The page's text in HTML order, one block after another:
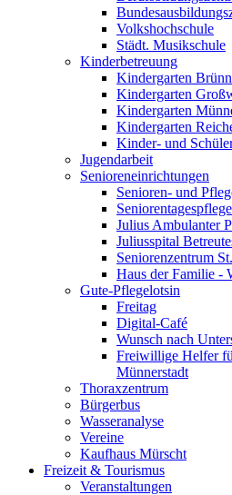
Volkshochschule
Städt. Musikschule
Kinderbetreuung
Kindergarten Brünn
Kindergarten
Kindergarten
Kindergarten
Kinder- und
Jugendarbeit
Senioreneinrichtungen
Senioren- und
Julius Ambulanter
Juliusspital
Seniorenzentrum
Haus der Familie -
Gute-Pflegelotsin
Freitag
Digital-Café
Wunsch nach
Freiwillige Helfer
Münnerstadt
Thoraxzentrum
Bürgerbus
Wasseranalyse
Vereine
Kaufhaus Mürscht
Freizeit & Tourismus
Veranstaltungen